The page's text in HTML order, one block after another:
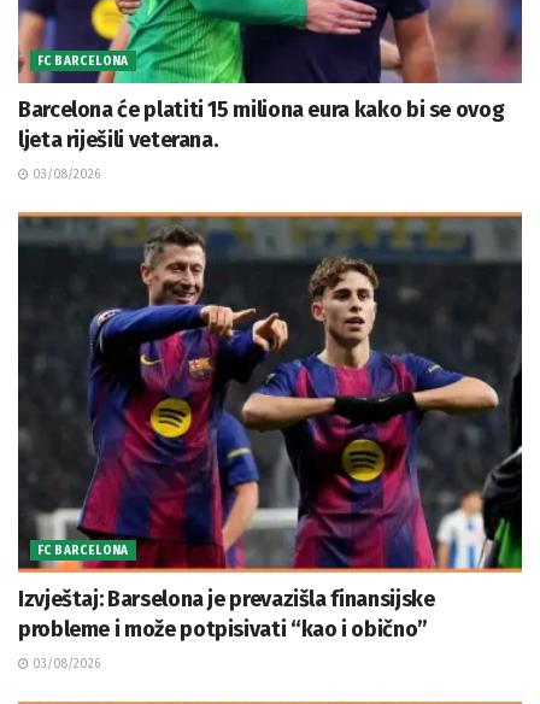
FC BARCELONA
Barcelona će platiti 15 miliona eura kako bi se ovog
ljeta riješili veterana.
03/08/2026
FC BARCELONA
Izvještaj: Barselona je prevazišla finansijske
probleme i može potpisivati “kao i obično”
03/08/2026